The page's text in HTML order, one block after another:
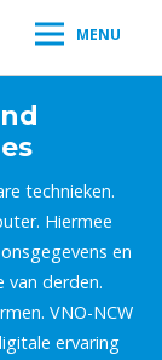
MENU
technieken.
Hiermee
en
van derden.
VNO-NCW
ervaring